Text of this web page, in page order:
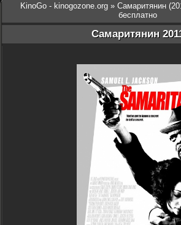
KinoGo - kinogozone.org » Самаритянин
бесплатно
Самаритянин